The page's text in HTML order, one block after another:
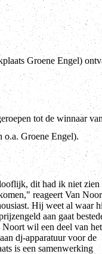
Groene Engel)
tot de winnaar
o.a. Groene Engel).
dit had ik niet zien
reageert Van
Hij weet al waar
aan gaat
Noort wil een deel van het
dj-apparatuur voor de
is een samenwerking
de Groene Engel, ONS Welzijn, de
Oss, Muzelinck en de Rabobank. Op
van MaakPlaats worden alle
voor jongeren in de regio
worden jongeren aangemoedigd om